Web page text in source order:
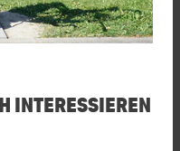
INTERESSIEREN